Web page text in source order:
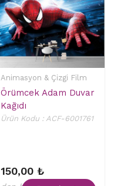
Animasyon & Çizgi Film
Örümcek Adam Duvar
Kağıdı
Ürün Kodu : ACF-6001761
150,00 ₺